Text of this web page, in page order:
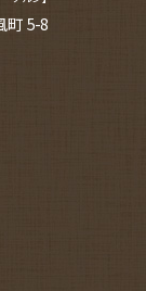
町 5-8